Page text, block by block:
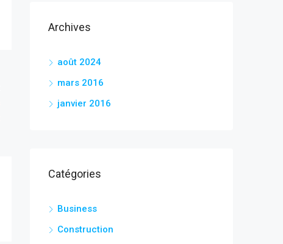
Archives
août 2024
mars 2016
janvier 2016
Catégories
Business
Construction